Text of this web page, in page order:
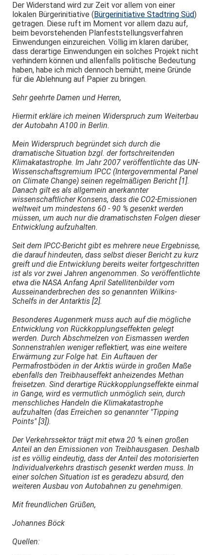
Der Widerstand wird zur Zeit vor allem von einer
lokalen Bürgerinitiative (Bürgerinitiative Stadtring Süd)
getragen. Diese ruft im Moment vor allem dazu auf,
beim bevorstehenden Planfeststellungsverfahren
Einwendungen einzureichen. Völlig im klaren darüber,
dass derartige Einwendungen ein solches Projekt nicht
verhindern können und allenfalls politische Bedeutung
haben, habe ich mich dennoch bemüht, meine Gründe
für die Ablehnung auf Papier zu bringen.
Sehr geehrte Damen und Herren,
Hiermit erkläre ich meinen Widerspruch zum Weiterbau
der Autobahn A100 in Berlin.
Mein Widerspruch begründet sich durch die
dramatische Situation bzgl. der fortschreitenden
Klimakatastrophe. Im Jahr 2007 veröffentlichte das UN-
Wissenschaftsgremium IPCC (Intergovernmental Panel
on Climate Change) seinen regelmäßigen Bericht [1].
Danach gilt es als allgemein anerkannter
wissenschaftlicher Konsens, dass die CO2-Emissionen
weltweit um mindestens 60 - 90 % gesenkt werden
müssen, um auch nur die dramatischsten Folgen dieser
Entwicklung aufzuhalten.
Seit dem IPCC-Bericht gibt es mehrere neue Ergebnisse,
die darauf hindeuten, dass selbst dieser Bericht zu kurz
greift und die Entwicklung bereits weiter fortgeschritten
ist als vor zwei Jahren angenommen. So veröffentlichte
etwa die NASA Anfang April Satellitenbilder vom
Ausseinanderbrechen des so genannten Wilkins-
Schelfs in der Antarktis [2].
Besonderes Augenmerk muss auch auf die mögliche
Entwicklung von Rückkopplungseffekten gelegt
werden. Durch Abschmelzen von Eismassen werden
Sonnenstrahlen weniger reflektiert, was eine weitere
Erwärmung zur Folge hat. Ein Auftauen der
Permafrostböden in der Arktis würde in großen Maße
ebenfalls den Treibhauseffekt anheizendes Methan
freisetzen. Sind derartige Rückkopplungseffekte einmal
in Gange, wird es vermutlich unmöglich sein, durch
menschliches Handeln die Klimakatastrophe
aufzuhalten (das Erreichen so genannter "Tipping
Points" [3]).
Der Verkehrssektor trägt mit etwa 20 % einen großen
Anteil an den Emissionen von Treibhausgasen. Deshalb
ist es völlig eindeutig, dass der Anteil des motorisierten
Individualverkehrs drastisch gesenkt werden muss. In
einer solchen Situation ist es geradezu absurd, den
weiteren Ausbau von Autobahnen zu genehmigen.
Mit freundlichen Grüßen,
Johannes Böck
Quellen: